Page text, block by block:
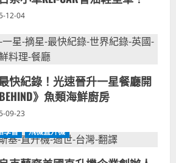
12-04
快紀錄！光速晉升一星餐廳開
》魚類海鮮廚房
09-23
學習 飛機直升機